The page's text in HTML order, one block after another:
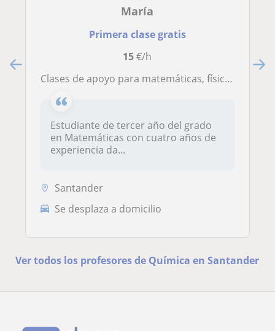
María
Primera clase gratis
15€/h
Clases de apoyo para matemáticas, física o química
Estudiante de tercer año del grado
en Matemáticas con cuatro años de
experiencia da...
Santander
Se desplaza a domicilio
Ver todos los profesores de Química en Santander